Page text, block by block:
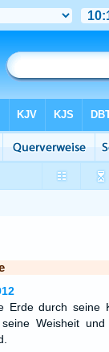
Erde durch seine
Weisheit